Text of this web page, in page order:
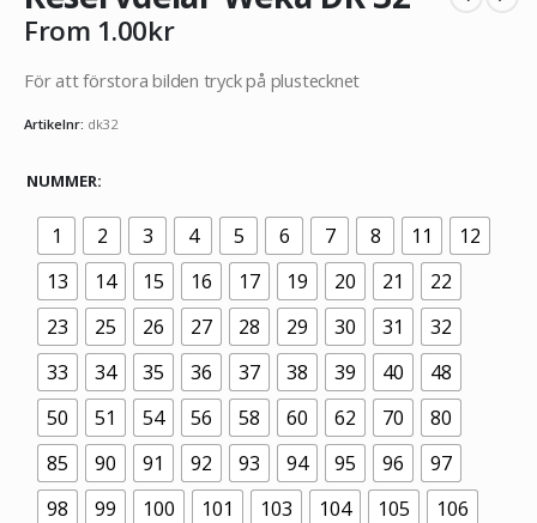
From 1.00kr
För att förstora bilden tryck på plustecknet
Artikelnr: dk32
NUMMER
1 2 3 4 5 6 7 8 11
12
13
14 15 16 17 19 20 21
22
23
25 26 27 28 29 30 31
32
33
34 35 36 37 38 39 40
48
50
51 54 56 58 60 62 70
80
85
90 91 92 93 94 95 96
97
98
99 100 101 103 104 105
106